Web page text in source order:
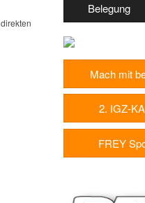
Belegung
Mach mit
2. IGZ-
FREY